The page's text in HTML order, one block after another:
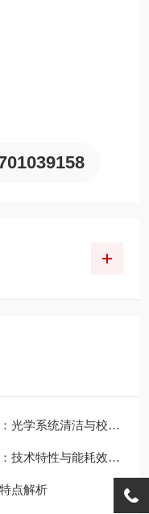
系统清洁与校准全流程
特性与能耗效率的平衡
点解析